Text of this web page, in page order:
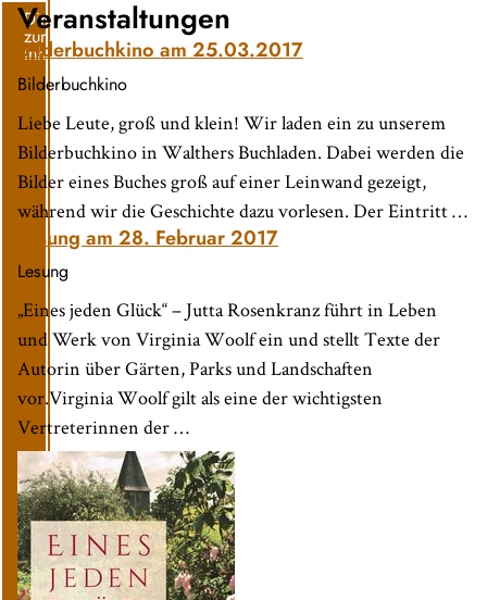
Direkt
zum
Inhalt
Veranstaltungen
Bilderbuchkino am 25.03.2017
Bilderbuchkino
Liebe Leute, groß und klein! Wir laden ein zu unserem
Bilderbuchkino in Walthers Buchladen. Dabei werden die
Bilder eines Buches groß auf einer Leinwand gezeigt,
während wir die Geschichte dazu vorlesen. Der Eintritt …
Lesung am 28. Februar 2017
Lesung
„Eines jeden Glück“ – Jutta Rosenkranz führt in Leben
und Werk von Virginia Woolf ein und stellt Texte der
Autorin über Gärten, Parks und Landschaften
vor.Virginia Woolf gilt als eine der wichtigsten
Vertreterinnen der …